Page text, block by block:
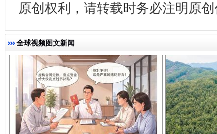
原创权利，请转载时务必注明原
全球视频图文新闻
揭开“小金库”的免责幌子